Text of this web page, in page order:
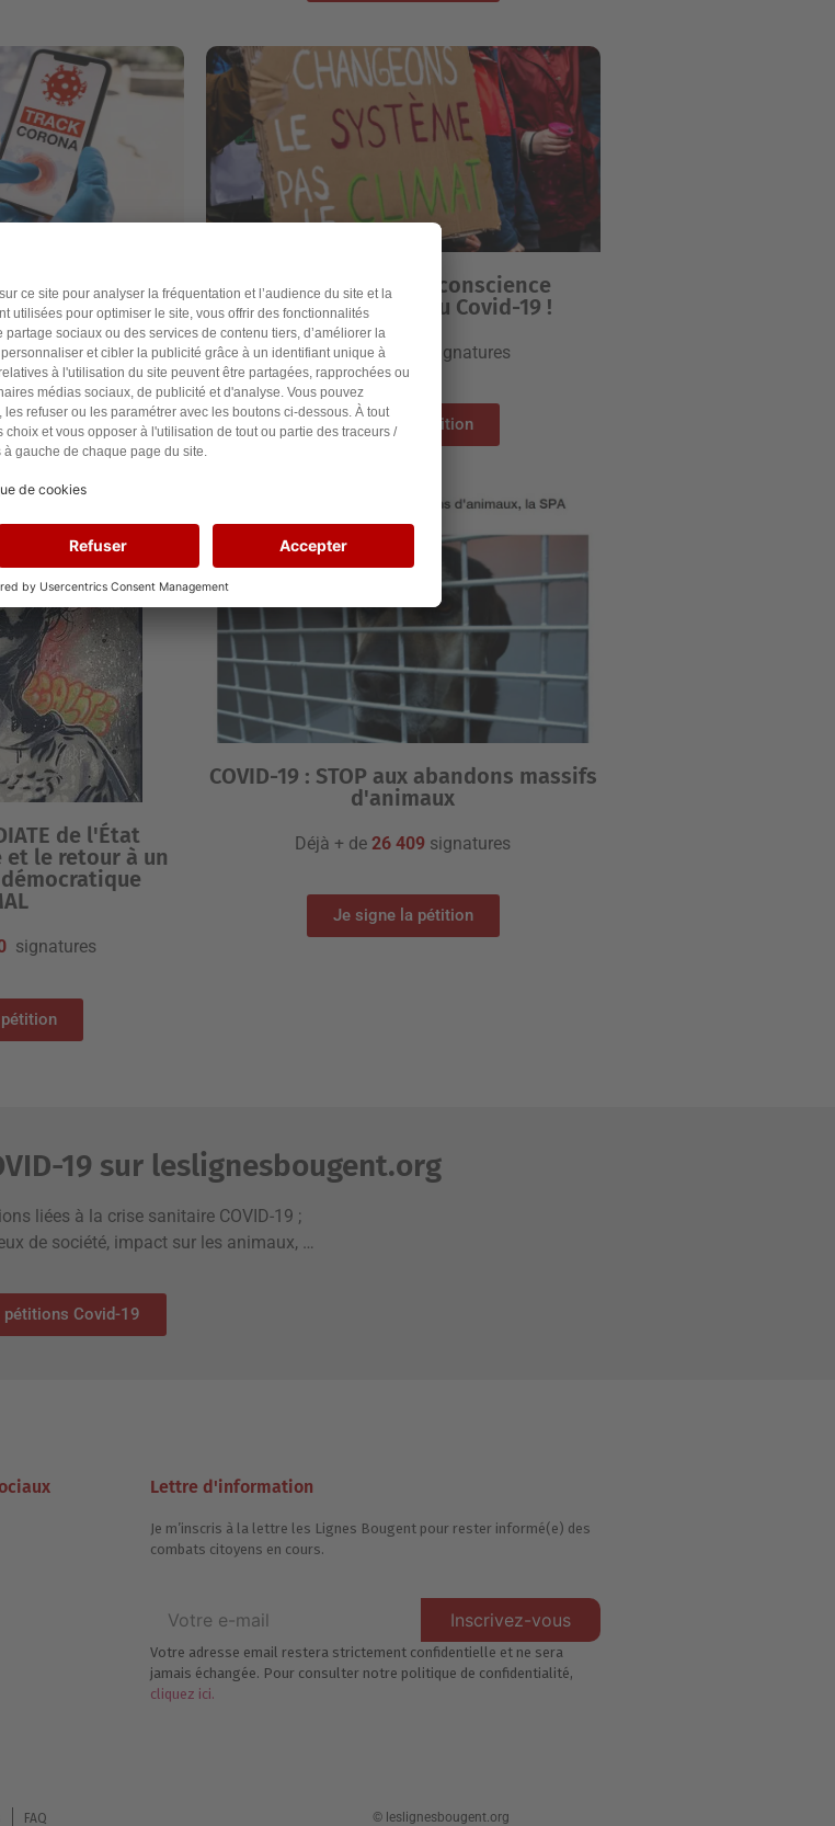
au traçage
France !
signatures
Pour une prise de conscience
écologique suite au Covid-19 !
Déjà + de19 781 signatures
Je signe la pétition
de l'État
et le retour à un
signatures
COVID-19 : STOP aux abandons massifs
d'animaux
Déjà + de26 409 signatures
Je signe la pétition
19 sur leslignesbougent.org
liées à la crise sanitaire COVID-19 ;
de société, impact sur les animaux, …
Covid-19
Lettre d'information
Je m’inscris à la lettre les Lignes Bougent pour rester informé(e) des
combats citoyens en cours.
Inscrivez-vous
Votre adresse email restera strictement confidentielle et ne sera
jamais échangée. Pour consulter notre politique de confidentialité,
cliquez ici.
FAQ © leslignesbougent.org